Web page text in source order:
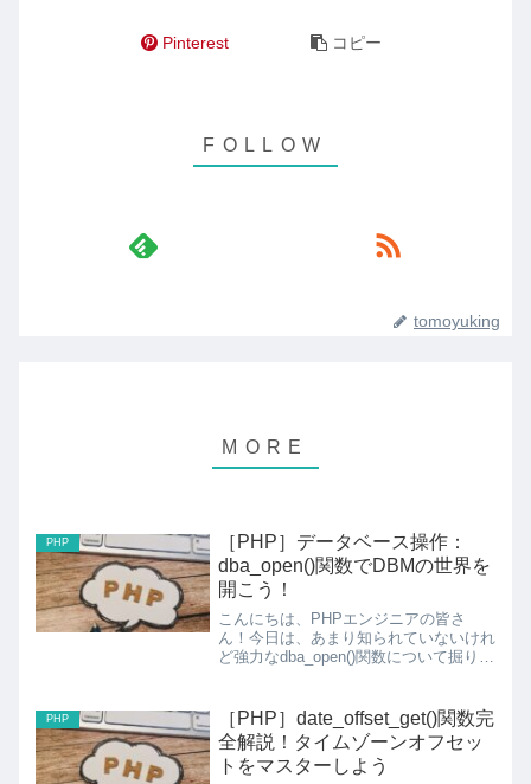
Pinterest コピー
tomoyuking
PHP
［PHP］データベース操作：
dba_open()関数でDBMの世界を
開こう！
こんにちは、PHPエンジニアの皆さ
ん！今日は、あまり知られていないけれ
ど強力なdba_open()関数について掘り下
Manager）スタイルのデータ...
PHP
［PHP］date_offset_get()関数完
全解説！タイムゾーンオフセッ
トをマスターしよう